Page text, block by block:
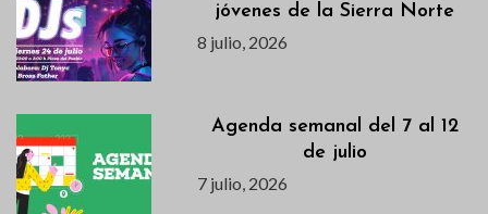
jóvenes de la Sierra Norte
8 julio, 2026
Agenda semanal del 7 al 12
de julio
7 julio, 2026